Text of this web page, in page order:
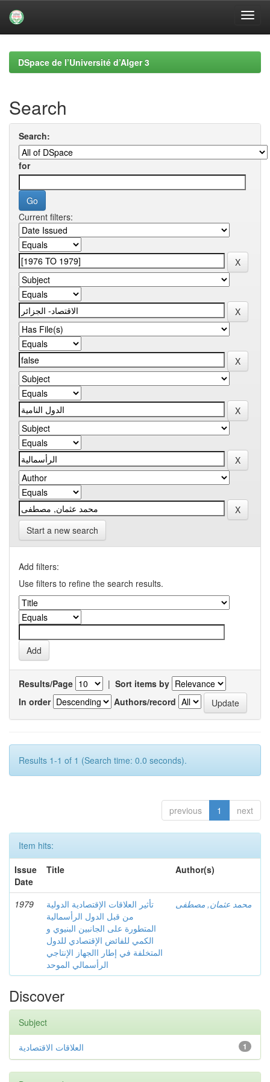
navigationDSpace de l’Université d’Alger 3
Search
Search:
for
Current filters:
Start a new search
Add filters:
Use filters to refine the search results.
Results/Page | Sort items by
In order
Authors/record
Results 1-1 of 1 (Search time: 0.0 seconds).
previous 1 next
Item hits:
Issue
Date
Title Author(s)
1979
تأثير العلاقات الإقتصادية الدولية
من قبل الدول الرأسمالية
المتطورة على الجانبين البنيوي و
الكمي للفائض الإقتصادي للدول
المتخلفة في إطار االجهاز الإنتاجي
الرأسمالي الموحد
محمد عثمان, مصطفى
Discover
Subject
1 العلاقات الاقتصادية